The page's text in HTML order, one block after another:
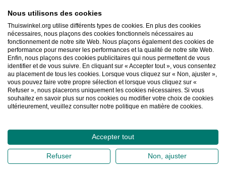
études de marché, et nous disposons de notre propre
plateforme d'enseignement, la Thuiswinkel e-Academy.
Naviguer rapidement
©Thuiswinkel.org
Déclaration de confidentialité
Déclaration relative aux cookies
Nous utilisons des cookies
Thuiswinkel.org utilise différents types de cookies. En plus des cookies
nécessaires, nous plaçons des cookies fonctionnels nécessaires au
fonctionnement de notre site Web. Nous plaçons également des cookies de
performance pour mesurer les performances et la qualité de notre site Web.
Enfin, nous plaçons des cookies publicitaires qui nous permettent de vous
identifier et de vous suivre. En cliquant sur « Accepter tout », vous consentez
au placement de tous les cookies. Lorsque vous cliquez sur « Non, ajuster »,
vous pouvez faire votre propre sélection et lorsque vous cliquez sur «
Refuser », nous placerons uniquement les cookies nécessaires. Si vous
souhaitez en savoir plus sur nos cookies ou modifier votre choix de cookies
ultérieurement, veuillez consulter notre politique en matière de cookies.
Accepter tout
Refuser Non, ajuster